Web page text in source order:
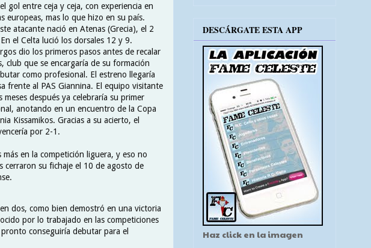
gol entre ceja y ceja, con experiencia en
europeas, mas lo que hizo en su país.
atacante nació en Atenas (Grecia), el 2
el Celta lució los dorsales 12 y 9.
dio los primeros pasos antes de recalar
club que se encargaría de su formación
como profesional. El estreno llegaría
frente al PAS Giannina. El equipo visitante
después ya celebraría su primer
anotando en un encuentro de la Copa
Kissamikos. Gracias a su acierto, el
por 2-1.
en la competición liguera, y eso no
cerraron su fichaje el 10 de agosto de
dos, como bien demostró en una victoria
por lo trabajado en las competiciones
conseguiría debutar para el
DESCÁRGATE ESTA APP
Haz click en la imagen